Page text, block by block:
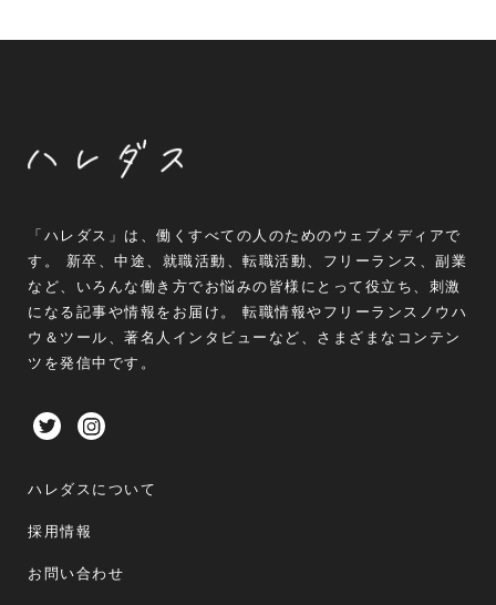
「ハレダス」は、働くすべての人のためのウェブメディアで
す。 新卒、中途、就職活動、転職活動、フリーランス、副業
など、いろんな働き方でお悩みの皆様にとって役立ち、刺激
になる記事や情報をお届け。 転職情報やフリーランスノウハ
ウ＆ツール、著名人インタビューなど、さまざまなコンテン
ツを発信中です。
ハレダスについて
採用情報
お問い合わせ